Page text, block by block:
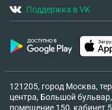
Поддержка в VK
121205, город Москва,
центра, Большой
помещение 150, кабинет 5